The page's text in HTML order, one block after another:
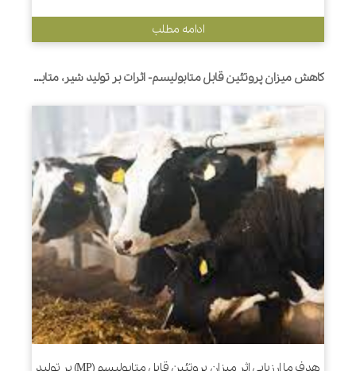
ادامه مطلب
کاهش میزان پروتئین قابل متابولیسم- اثرات بر تولید شیر، متابولیت های خون و سلامت در گاوهای شیری اوایل شیردهی